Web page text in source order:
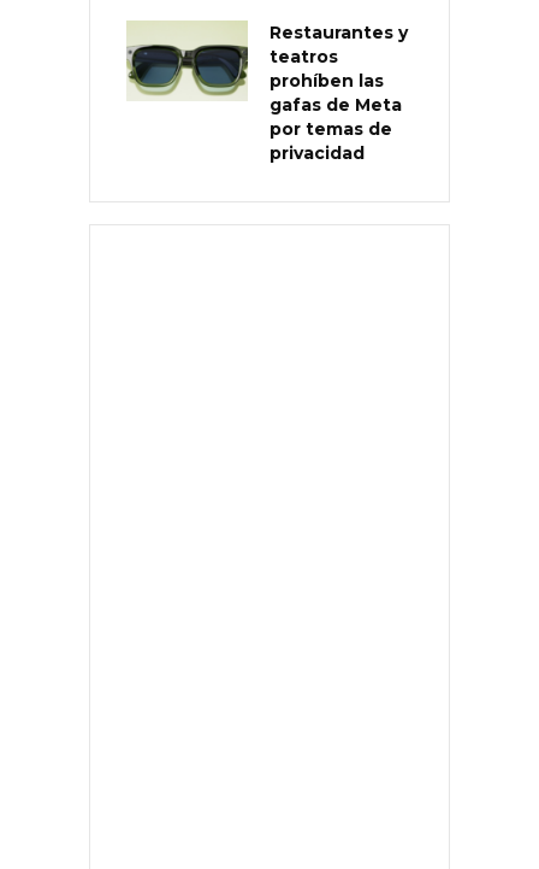
Restaurantes y
teatros
prohíben las
gafas de Meta
por temas de
privacidad